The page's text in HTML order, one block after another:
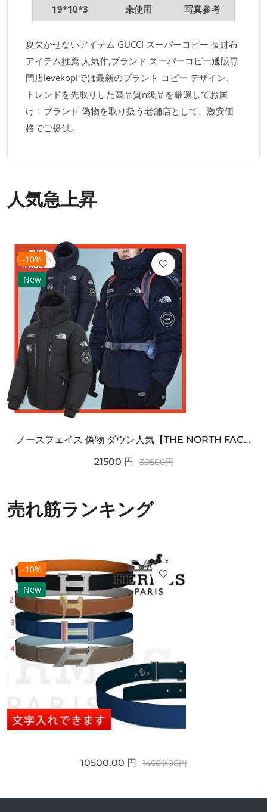
19*10*3 未使用 写真参考
夏欠かせないアイテム GUCCI スーパーコピー 長財布
アイテム推薦 人気作,ブランド スーパーコピー通販専
門店levekopiでは最新のブランド コピー デザイン、
トレンドを先取りした高品質n級品を厳選してお届
け！ブランド 偽物を取り扱う老舗店として、激安価
格でご提供。
人気急上昇
-10%
New
ノースフェイス 偽物 ダウン人気【THE NORTH FACE】M'S 7 SUMMIT HIM...
21500 円 30500円
売れ筋ランキング
-10%
New
10500.00 円 14500.00円